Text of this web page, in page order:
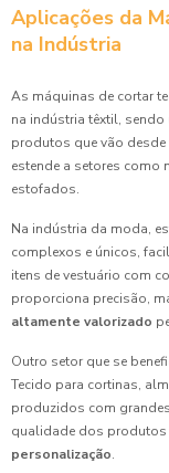
Aplicações da
na Indústria
As máquinas de cortar
na indústria têxtil,
produtos que vão desde
estende a setores como
estofados.
Na indústria da moda,
complexos e únicos,
itens de vestuário com
proporciona precisão,
altamente valorizado
Outro setor que se
Tecido para cortinas,
produzidos com
qualidade dos produtos
personalização.